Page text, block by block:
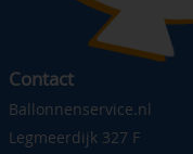
Contact
Ballonnenservice.nl
Legmeerdijk 327 F